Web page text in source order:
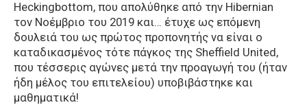
Heckingbottom, που απολύθηκε από την Hibernian
τον Νοέμβριο του 2019 και… έτυχε ως επόμενη
δουλειά του ως πρώτος προπονητής να είναι ο
καταδικασμένος τότε πάγκος της Sheffield United,
που τέσσερις αγώνες μετά την προαγωγή του (ήταν
ήδη μέλος του επιτελείου) υποβιβάστηκε και
μαθηματικά!